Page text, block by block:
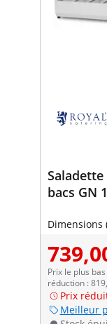
Saladette
bacs GN
Dimensions
Prix le plus
réduction :
Prix
Meilleur